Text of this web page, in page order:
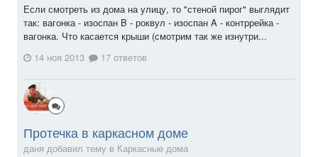
Если смотреть из дома на улицу, то "стеной пирог" выглядит
так: вагонка - изоспан B - роквул - изоспан A - контррейка -
вагонка. Что касается крыши (смотрим так же изнутри...
14 ноя 2013
17 ответов
Протечка в каркасном доме
даня добавил тему в Каркасные дома